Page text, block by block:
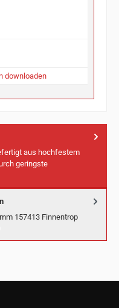
downloaden
aus hochfestem
geringste
157413 Finnentrop